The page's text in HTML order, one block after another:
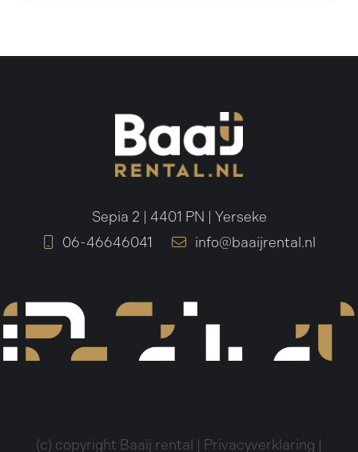
Sepia 2 | 4401 PN | Yerseke
06-46646041
info@baaijrental.nl
(c) copyright Baaij rental | Privacyverklaring